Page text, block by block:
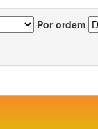
Por ordem